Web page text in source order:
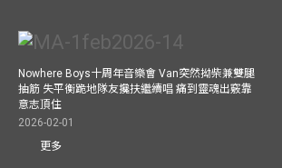
Nowhere Boys十周年音樂會 Van突然拗柴兼雙腿
抽筋 失平衡跪地隊友攙扶繼續唱 痛到靈魂出竅靠
意志頂住
2026-02-01
更多